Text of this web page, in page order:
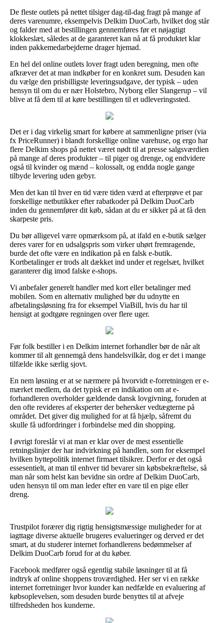
De fleste outlets på nettet tilsiger dag-til-dag fragt på mange af
deres varenumre, eksempelvis Delkim DuoCarb, hvilket dog står
og falder med at bestillingen gennemføres før et nøjagtigt
klokkeslæt, således at de garanteret kan nå at få produktet klar
inden pakkemedarbejderne drager hjemad.
En hel del online outlets lover fragt uden beregning, men ofte
afkræver det at man indkøber for en konkret sum. Desuden kan
du vælge den prisbilligste leveringsudgave, der typisk – uden
hensyn til om du er nær Holstebro, Nyborg eller Slangerup – vil
blive at få dem til at køre bestillingen til et udleveringssted.
Det er i dag virkelig smart for købere at sammenligne priser (via
fx PriceRunner) i blandt forskellige online varehuse, og ergo har
flere Delkim shops på nettet været nødt til at presse salgsværdien
på mange af deres produkter – til piger og drenge, og endvidere
også til kvinder og mænd – kolossalt, og endda nogle gange
tilbyde levering uden gebyr.
Men det kan til hver en tid være tiden værd at efterprøve et par
forskellige netbutikker efter rabatkoder på Delkim DuoCarb
inden du gennemfører dit køb, sådan at du er sikker på at få den
skarpeste pris.
Du bør alligevel være opmærksom på, at ifald en e-butik sælger
deres varer for en udsalgspris som virker uhørt fremragende,
burde det ofte være en indikation på en falsk e-butik.
Kortbetalinger er trods alt dækket ind under et regelsæt, hvilket
garanterer dig imod falske e-shops.
Vi anbefaler generelt handler med kort eller betalinger med
mobilen. Som en alternativ mulighed bør du udnytte en
afbetalingsløsning fra for eksempel ViaBill, hvis du har til
hensigt at godtgøre regningen over flere uger.
Før folk bestiller i en Delkim internet forhandler bør de når alt
kommer til alt gennemgå dens handelsvilkår, dog er det i mange
tilfælde ikke særlig sjovt.
En nem løsning er at se nærmere på hvorvidt e-forretningen er e-
mærket medlem, da det typisk er en indikation om at e-
forhandleren overholder gældende dansk lovgivning, foruden at
den ofte revideres af eksperter der behersker vedtægterne på
området. Det giver dig mulighed for at få hjælp, såfremt du
skulle få udfordringer i forbindelse med din shopping.
I øvrigt foreslår vi at man er klar over de mest essentielle
retningslinjer der har indvirkning på handlen, som for eksempel
hvilken byttepolitik internet firmaet tilsikrer. Derfor er det også
essesentielt, at man til enhver tid bevarer sin købsbekræftelse, så
man når som helst kan bevidne sin ordre af Delkim DuoCarb,
uden hensyn til om man leder efter en vare til en pige eller
dreng.
Trustpilot forærer dig rigtig hensigtsmæssige muligheder for at
iagttage diverse aktuelle brugeres evalueringer og derved er det
smart, at du studerer internet forhandlerens bedømmelser af
Delkim DuoCarb forud for at du køber.
Facebook medfører også egentlig stabile løsninger til at få
indtryk af online shoppens troværdighed. Her ser vi en række
internet forretninger hvor kunder kan nedfælde en evaluering af
købsoplevelsen, som desuden burde benyttes til at afveje
tilfredsheden hos kunderne.